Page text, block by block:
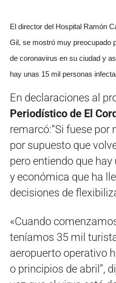
El director del Hospital Ramón
Gil, se mostró muy preocupado
de coronavirus en su ciudad y
hay unas 15 mil personas
En declaraciones al
Periodístico de El
remarcó:“Si fuese por
por supuesto que
pero entiendo que
y económica que ha
decisiones de
«Cuando
teníamos 35 mil
aeropuerto operativo
o principios de abril”,